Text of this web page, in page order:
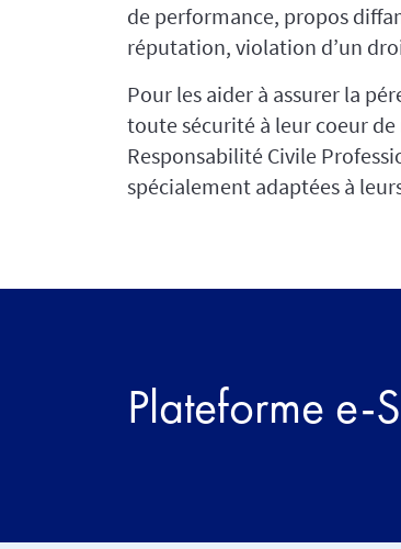
de performance, propos
réputation, violation d’un
Pour les aider à assurer la
toute sécurité à leur coeur de
Responsabilité Civile
spécialement adaptées à
Plateforme e-